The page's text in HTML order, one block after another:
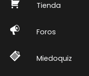
Tienda
Foros
Miedoquiz